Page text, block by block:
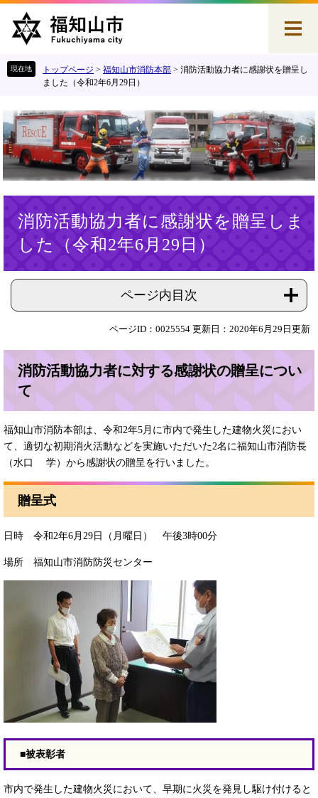
。
て
本
文
へ
トップページ > 福知山市消防本部 > 消防活動協力者に感謝状を贈呈し
ました（令和2年6月29日）
消防活動協力者に感謝状を贈呈しま
した（令和2年6月29日）
ページ内目次
ページID：0025554 更新日：2020年6月29日更新
消防活動協力者に対する感謝状の贈呈につい
て
福知山市消防本部は、令和2年5月に市内で発生した建物火災におい
て、適切な初期消火活動などを実施いただいた2名に福知山市消防長
（水口 学）から感謝状の贈呈を行いました。
贈呈式
日時 令和2年6月29日（月曜日） 午後3時00分
場所 福知山市消防防災センター
■被表彰者
市内で発生した建物火災において、早期に火災を発見し駆け付けると